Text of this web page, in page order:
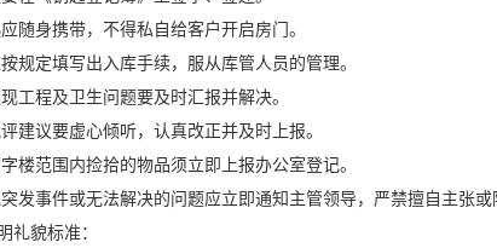
身携带，不得私自给客户开启房门。
定填写出入库手续，服从库管人员的管理。
程及卫生问题要及时汇报并解决。
议要虚心倾听，认真改正并及时上报。
范围内捡拾的物品须立即上报办公室登记。
事件或无法解决的问题应立即通知主管领导，严禁擅自主张或
貌标准：